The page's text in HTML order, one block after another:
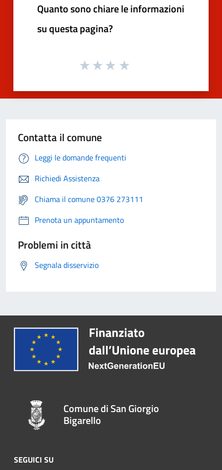
Quanto sono chiare le informazioni
su questa pagina?
Contatta il comune
Leggi le domande frequenti
Richiedi Assistenza
Chiama il comune 0376 273111
Prenota un appuntamento
Problemi in città
Segnala disservizio
Comune di San Giorgio
Bigarello
SEGUICI SU